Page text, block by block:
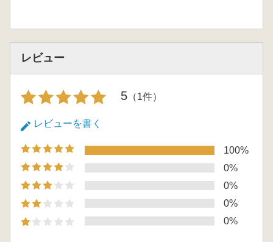
レビュー
5 （1件）
レビューを書く
100%
0%
0%
0%
0%